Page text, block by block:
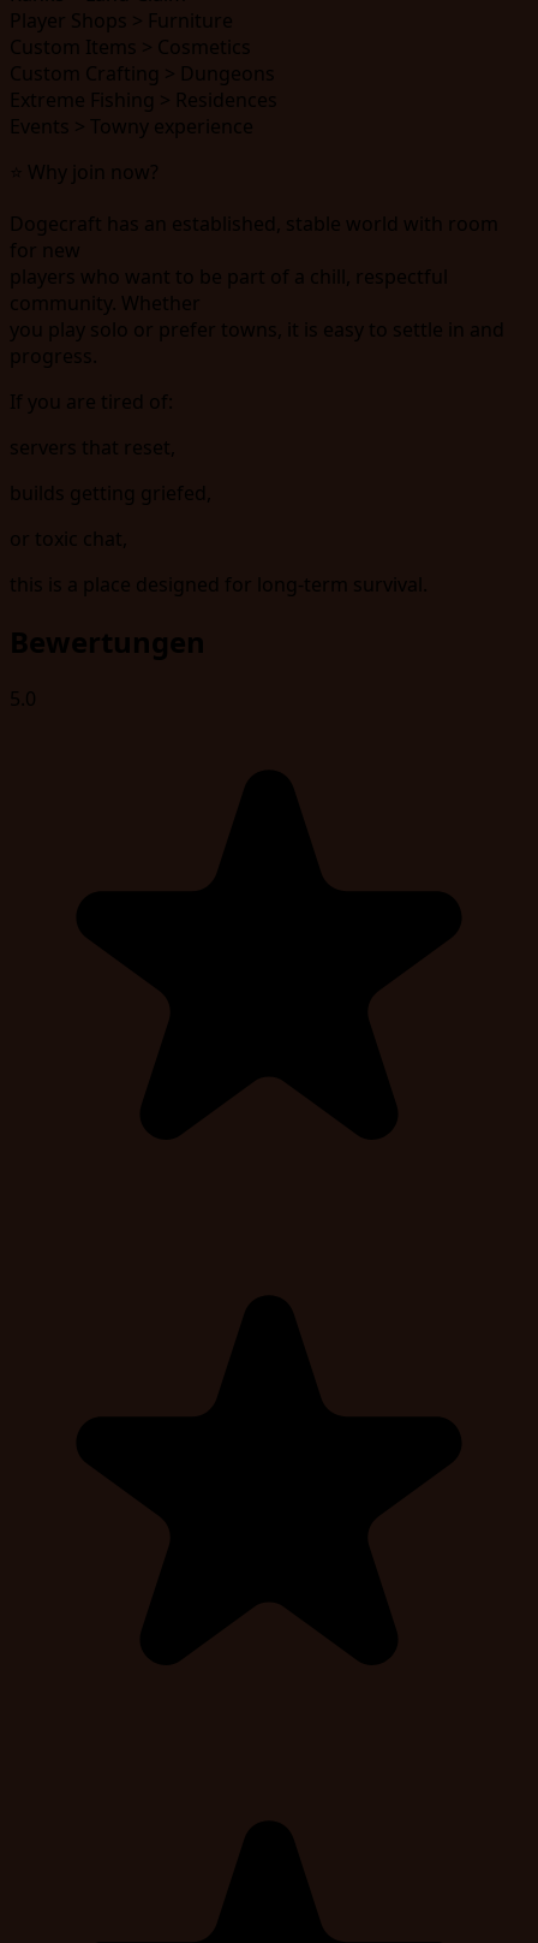
Player Shops > Furniture
Custom Items > Cosmetics
Custom Crafting > Dungeons
Extreme Fishing > Residences
Events > Towny experience
⭐ Why join now?
Dogecraft has an established, stable world with room
for new
players who want to be part of a chill, respectful
community. Whether
you play solo or prefer towns, it is easy to settle in and
progress.
If you are tired of:
servers that reset,
builds getting griefed,
or toxic chat,
this is a place designed for long-term survival.
Bewertungen
5.0